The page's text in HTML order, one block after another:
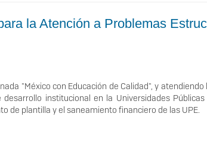
la Atención a Problemas
"México con Educación de Calidad", y
institucional en la Universidades
de plantilla y el saneamiento financiero de las UPE.